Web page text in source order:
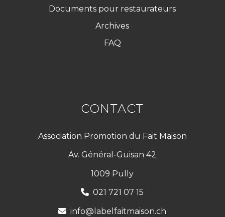
Documents pour restaurateurs
Archives
FAQ
CONTACT
Association Promotion du Fait Maison
Av. Général-Guisan 42
1009 Pully
021 721 07 15
info@labelfaitmaison.ch